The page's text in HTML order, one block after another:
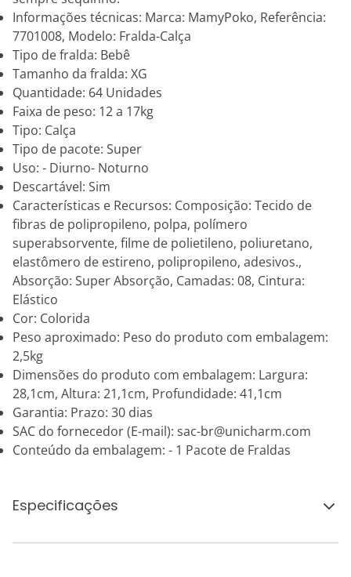
Informações técnicas: Marca: MamyPoko, Referência:
7701008, Modelo: Fralda-Calça
Tipo de fralda: Bebê
Tamanho da fralda: XG
Quantidade: 64 Unidades
Faixa de peso: 12 a 17kg
Tipo: Calça
Tipo de pacote: Super
Uso: - Diurno- Noturno
Descartável: Sim
Características e Recursos: Composição: Tecido de
fibras de polipropileno, polpa, polímero
superabsorvente, filme de polietileno, poliuretano,
elastômero de estireno, polipropileno, adesivos.,
Absorção: Super Absorção, Camadas: 08, Cintura:
Elástico
Cor: Colorida
Peso aproximado: Peso do produto com embalagem:
2,5kg
Dimensões do produto com embalagem: Largura:
28,1cm, Altura: 21,1cm, Profundidade: 41,1cm
Garantia: Prazo: 30 dias
SAC do fornecedor (E-mail): sac-br@unicharm.com
Conteúdo da embalagem: - 1 Pacote de Fraldas
Especificações